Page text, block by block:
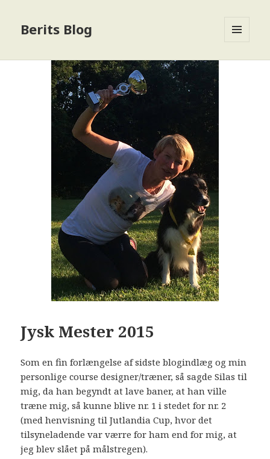
Berits Blog
Jysk Mester 2015
Som en fin forlængelse af sidste blogindlæg og min
personlige course designer/træner, så sagde Silas til
mig, da han begyndt at lave baner, at han ville
træne mig, så kunne blive nr. 1 i stedet for nr. 2
(med henvisning til Jutlandia Cup, hvor det
tilsyneladende var værre for ham end for mig, at
jeg blev slået på målstregen).